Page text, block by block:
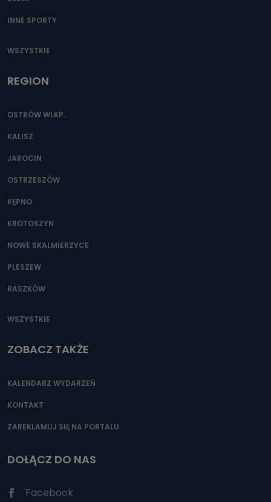
INNE SPORTY
WSZYSTKIE
REGION
OSTRÓW WLKP.
KALISZ
JAROCIN
OSTRZESZÓW
KĘPNO
KROTOSZYN
NOWE SKALMIERZYCE
PLESZEW
RASZKÓW
WSZYSTKIE
ZOBACZ TAKŻE
KALENDARZ WYDARZEŃ
KONTAKT
ZAREKLAMUJ SIĘ NA PORTALU
DOŁĄCZ DO NAS
Facebook